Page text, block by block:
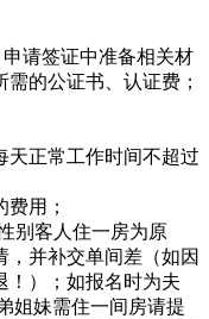
请签证中准备相关材
的公证书、认证费；
正常工作时间不超过
用；
别客人住一房为原
，并补交单间差（如因
！）；如报名时为夫
姐妹需住一间房请提